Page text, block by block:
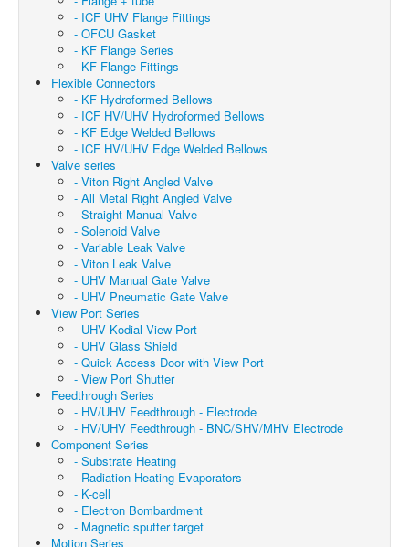
- ICF UHV Flange Fittings
- OFCU Gasket
- KF Flange Series
- KF Flange Fittings
Flexible Connectors
- KF Hydroformed Bellows
- ICF HV/UHV Hydroformed Bellows
- KF Edge Welded Bellows
- ICF HV/UHV Edge Welded Bellows
Valve series
- Viton Right Angled Valve
- All Metal Right Angled Valve
- Straight Manual Valve
- Solenoid Valve
- Variable Leak Valve
- Viton Leak Valve
- UHV Manual Gate Valve
- UHV Pneumatic Gate Valve
View Port Series
- UHV Kodial View Port
- UHV Glass Shield
- Quick Access Door with View Port
- View Port Shutter
Feedthrough Series
- HV/UHV Feedthrough - Electrode
- HV/UHV Feedthrough - BNC/SHV/MHV Electrode
Component Series
- Substrate Heating
- Radiation Heating Evaporators
- K-cell
- Electron Bombardment
- Magnetic sputter target
Motion Series